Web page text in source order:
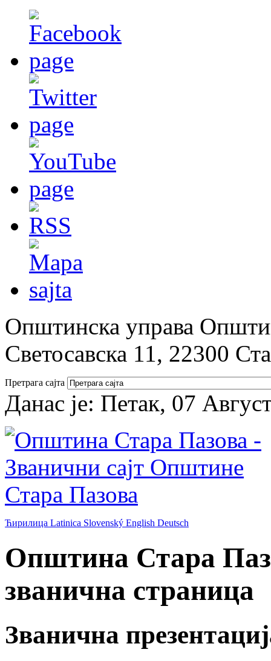
Општинска управа
Светосавска 11, 22300
Претрага сајта
Данас је: Петак, 07
Ћирилица Latinica Slovenský English Deutsch
Општина Стара
званична страница
Званична